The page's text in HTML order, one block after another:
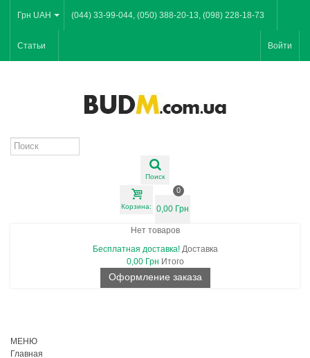
Грн UAH (044) 33-99-044, (050) 388-20-13, (098) 228-18-73
Статьи Войти
Поиск
Корзина:
0
0,00 Грн
Нет товаров
Бесплатная доставка! Доставка
0,00 Грн Итого
Оформление заказа
МЕНЮ
Главная